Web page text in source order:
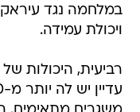
ויכולת עמידה.
רביעית, היכולות